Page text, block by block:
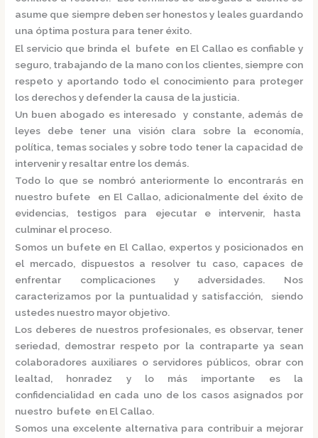
asume que siempre deben ser honestos y leales guardando
una óptima postura para tener éxito.
El servicio que brinda el bufete en El Callao es confiable y
seguro, trabajando de la mano con los clientes, siempre con
respeto y aportando todo el conocimiento para proteger
los derechos y defender la causa de la justicia.
Un buen abogado es interesado y constante, además de
leyes debe tener una visión clara sobre la economía,
política, temas sociales y sobre todo tener la capacidad de
intervenir y resaltar entre los demás.
Todo lo que se nombró anteriormente lo encontrarás en
nuestro bufete en El Callao, adicionalmente del éxito de
evidencias, testigos para ejecutar e intervenir, hasta
culminar el proceso.
Somos un bufete en El Callao, expertos y posicionados en
el mercado, dispuestos a resolver tu caso, capaces de
enfrentar complicaciones y adversidades. Nos
caracterizamos por la puntualidad y satisfacción, siendo
ustedes nuestro mayor objetivo.
Los deberes de nuestros profesionales, es observar, tener
seriedad, demostrar respeto por la contraparte ya sean
colaboradores auxiliares o servidores públicos, obrar con
lealtad, honradez y lo más importante es la
confidencialidad en cada uno de los casos asignados por
nuestro bufete en El Callao.
Somos una excelente alternativa para contribuir a mejorar